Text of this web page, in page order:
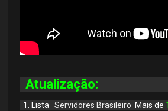
Atualização:
1. ListaServidores Brasileiro Mais de